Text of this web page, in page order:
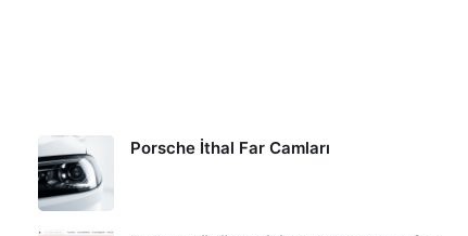
Porsche İthal Far Camları